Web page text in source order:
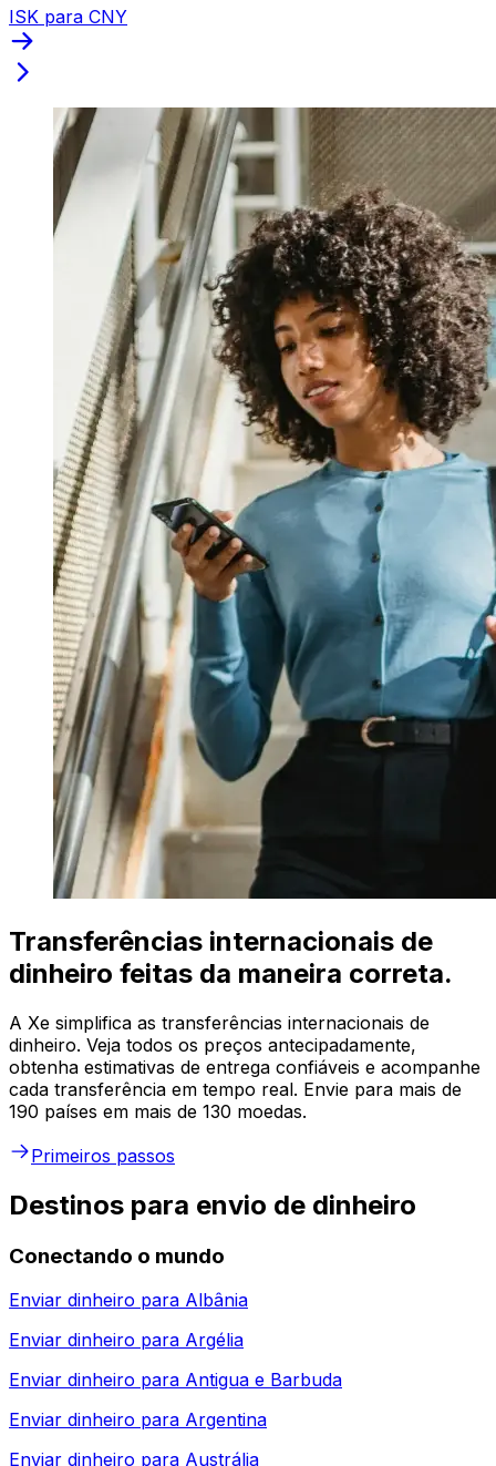
ISK para CNY
Transferências internacionais de
dinheiro feitas da maneira correta.
A Xe simplifica as transferências internacionais de
dinheiro. Veja todos os preços antecipadamente,
obtenha estimativas de entrega confiáveis e acompanhe
cada transferência em tempo real. Envie para mais de
190 países em mais de 130 moedas.
Primeiros passos
Destinos para envio de dinheiro
Conectando o mundo
Enviar dinheiro para Albânia
Enviar dinheiro para Argélia
Enviar dinheiro para Antigua e Barbuda
Enviar dinheiro para Argentina
Enviar dinheiro para Austrália